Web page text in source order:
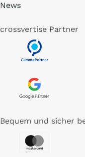
News
crossvertise Partner
Bequem und sicher